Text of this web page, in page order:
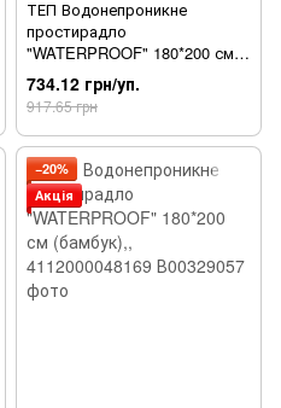
ТЕП Водонепроникне
простирадло
"WATERPROOF" 180*200 см
(бамбук),, 4112000048169
734.12 грн/уп.
917.65 грн
−20%
Акція